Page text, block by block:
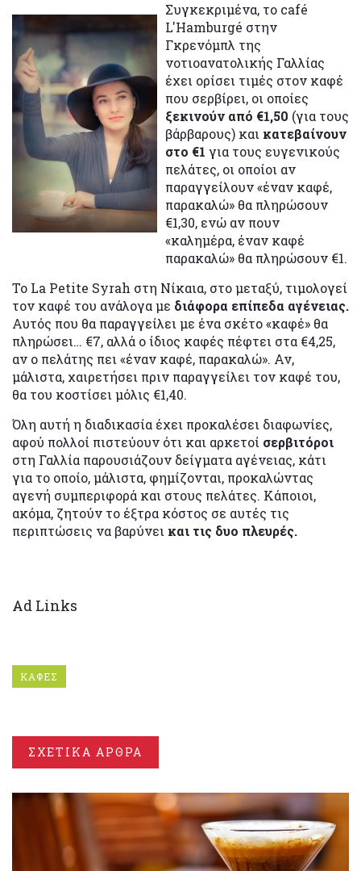
Συγκεκριμένα, το café
L'Hamburgé στην
Γκρενόμπλ της
νοτιοανατολικής Γαλλίας
έχει ορίσει τιμές στον καφέ
που σερβίρει, οι οποίες
ξεκινούν από €1,50 (για τους
βάρβαρους) και κατεβαίνουν
στο €1 για τους ευγενικούς
πελάτες, οι οποίοι αν
παραγγείλουν «έναν καφέ,
παρακαλώ» θα πληρώσουν
€1,30, ενώ αν πουν
«καλημέρα, έναν καφέ
παρακαλώ» θα πληρώσουν €1.
Το La Petite Syrah στη Νίκαια, στο μεταξύ, τιμολογεί
τον καφέ του ανάλογα με διάφορα επίπεδα αγένειας.
Αυτός που θα παραγγείλει με ένα σκέτο «καφέ» θα
πληρώσει… €7, αλλά ο ίδιος καφές πέφτει στα €4,25,
αν ο πελάτης πει «έναν καφέ, παρακαλώ». Αν,
μάλιστα, χαιρετήσει πριν παραγγείλει τον καφέ του,
θα του κοστίσει μόλις €1,40.
Όλη αυτή η διαδικασία έχει προκαλέσει διαφωνίες,
αφού πολλοί πιστεύουν ότι και αρκετοί σερβιτόροι
στη Γαλλία παρουσιάζουν δείγματα αγένειας, κάτι
για το οποίο, μάλιστα, φημίζονται, προκαλώντας
αγενή συμπεριφορά και στους πελάτες. Κάποιοι,
ακόμα, ζητούν το έξτρα κόστος σε αυτές τις
περιπτώσεις να βαρύνει και τις δυο πλευρές.
Ad Links
ΚΑΦΕΣ
ΣΧΕΤΙΚΑ ΑΡΘΡΑ